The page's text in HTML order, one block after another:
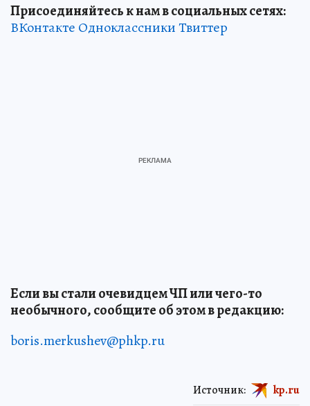
Присоединяйтесь к нам в социальных сетях:
ВКонтакте ОдноклассникиТвиттер
Если вы стали очевидцем ЧП или чего-то
необычного, сообщите об этом в редакцию:
boris.merkushev@phkp.ru
Источник: kp.ru